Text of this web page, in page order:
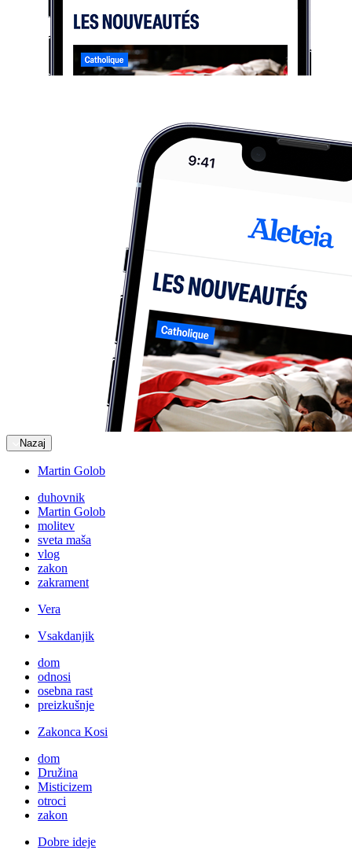
Nazaj
Martin Golob
duhovnik
Martin Golob
molitev
sveta maša
vlog
zakon
zakrament
Vera
Vsakdanjik
dom
odnosi
osebna rast
preizkušnje
Zakonca Kosi
dom
Družina
Misticizem
otroci
zakon
Dobre ideje